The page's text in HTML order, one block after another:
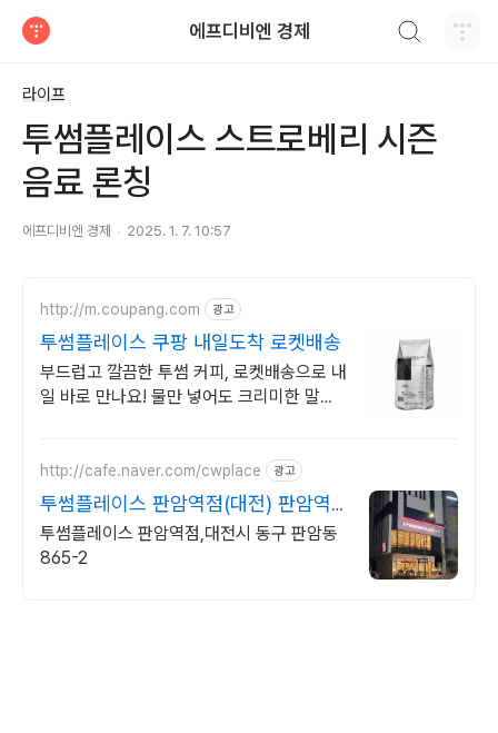
에프디비엔 경제
라이프
투썸플레이스 스트로베리 시즌
음료 론칭
에프디비엔 경제 2025. 1. 7. 10:57
http://m.coupang.com 광고
투썸플레이스 쿠팡 내일도착 로켓배송
부드럽고 깔끔한 투썸 커피, 로켓배송으로 내
일 바로 만나요! 물만 넣어도 크리미한 말차
http://cafe.naver.com/cwplace 광고
투썸플레이스 판암역점(대전) 판암역4
번출구 삼정아파트정문
투썸플레이스 판암역점,대전시 동구 판암동
865-2